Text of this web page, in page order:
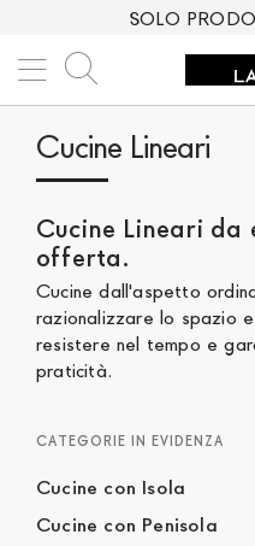
SOLO
Cucine Lineari
Cucine Lineari da
offerta.
Cucine dall'aspetto
razionalizzare lo spazio
resistere nel tempo e
praticità.
CATEGORIE IN EVIDENZA
Cucine con Isola
Cucine con Penisola